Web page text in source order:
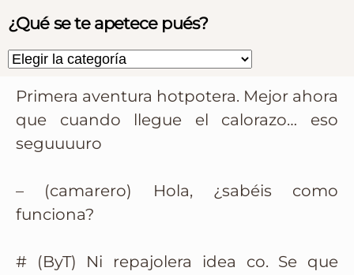
Primera aventura hotpotera. Mejor ahora
que cuando llegue el calorazo… eso
seguuuuro
– (camarero) Hola, ¿sabéis como
funciona?
# (ByT) Ni repajolera idea co. Se que
¿Qué se te apetece pués?